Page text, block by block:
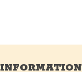
INFORMATION